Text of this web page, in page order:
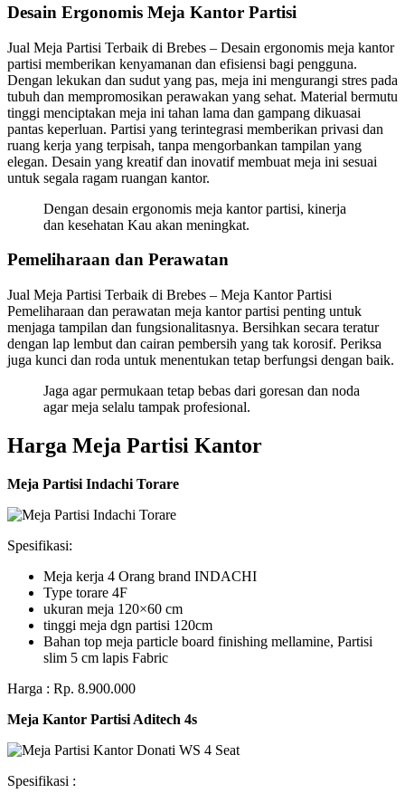
Desain Ergonomis Meja Kantor Partisi
Jual Meja Partisi Terbaik di Brebes – Desain ergonomis meja kantor
partisi memberikan kenyamanan dan efisiensi bagi pengguna.
Dengan lekukan dan sudut yang pas, meja ini mengurangi stres pada
tubuh dan mempromosikan perawakan yang sehat. Material bermutu
tinggi menciptakan meja ini tahan lama dan gampang dikuasai
pantas keperluan. Partisi yang terintegrasi memberikan privasi dan
ruang kerja yang terpisah, tanpa mengorbankan tampilan yang
elegan. Desain yang kreatif dan inovatif membuat meja ini sesuai
untuk segala ragam ruangan kantor.
Dengan desain ergonomis meja kantor partisi, kinerja
dan kesehatan Kau akan meningkat.
Pemeliharaan dan Perawatan
Jual Meja Partisi Terbaik di Brebes – Meja Kantor Partisi
Pemeliharaan dan perawatan meja kantor partisi penting untuk
menjaga tampilan dan fungsionalitasnya. Bersihkan secara teratur
dengan lap lembut dan cairan pembersih yang tak korosif. Periksa
juga kunci dan roda untuk menentukan tetap berfungsi dengan baik.
Jaga agar permukaan tetap bebas dari goresan dan noda
agar meja selalu tampak profesional.
Harga Meja Partisi Kantor
Meja Partisi Indachi Torare
Spesifikasi:
Meja kerja 4 Orang brand INDACHI
Type torare 4F
ukuran meja 120×60 cm
tinggi meja dgn partisi 120cm
Bahan top meja particle board finishing mellamine, Partisi
slim 5 cm lapis Fabric
Harga : Rp. 8.900.000
Meja Kantor Partisi Aditech 4s
Spesifikasi :